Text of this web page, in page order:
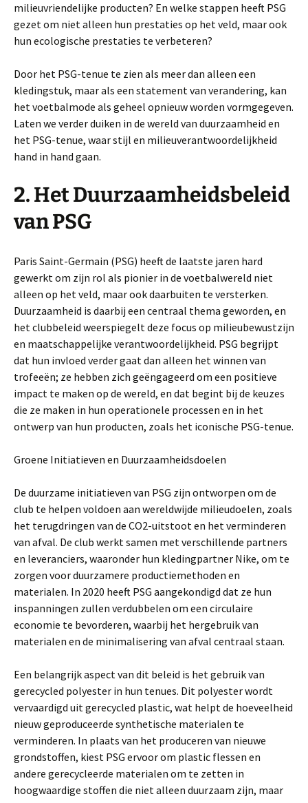
milieuvriendelijke producten? En welke stappen heeft PSG
gezet om niet alleen hun prestaties op het veld, maar ook
hun ecologische prestaties te verbeteren?
Door het PSG-tenue te zien als meer dan alleen een
kledingstuk, maar als een statement van verandering, kan
het voetbalmode als geheel opnieuw worden vormgegeven.
Laten we verder duiken in de wereld van duurzaamheid en
het PSG-tenue, waar stijl en milieuverantwoordelijkheid
hand in hand gaan.
2. Het Duurzaamheidsbeleid
van PSG
Paris Saint-Germain (PSG) heeft de laatste jaren hard
gewerkt om zijn rol als pionier in de voetbalwereld niet
alleen op het veld, maar ook daarbuiten te versterken.
Duurzaamheid is daarbij een centraal thema geworden, en
het clubbeleid weerspiegelt deze focus op milieubewustzijn
en maatschappelijke verantwoordelijkheid. PSG begrijpt
dat hun invloed verder gaat dan alleen het winnen van
trofeeën; ze hebben zich geëngageerd om een positieve
impact te maken op de wereld, en dat begint bij de keuzes
die ze maken in hun operationele processen en in het
ontwerp van hun producten, zoals het iconische PSG-tenue.
Groene Initiatieven en Duurzaamheidsdoelen
De duurzame initiatieven van PSG zijn ontworpen om de
club te helpen voldoen aan wereldwijde milieudoelen, zoals
het terugdringen van de CO2-uitstoot en het verminderen
van afval. De club werkt samen met verschillende partners
en leveranciers, waaronder hun kledingpartner Nike, om te
zorgen voor duurzamere productiemethoden en
materialen. In 2020 heeft PSG aangekondigd dat ze hun
inspanningen zullen verdubbelen om een ​​circulaire
economie te bevorderen, waarbij het hergebruik van
materialen en de minimalisering van afval centraal staan.
Een belangrijk aspect van dit beleid is het gebruik van
gerecycled polyester in hun tenues. Dit polyester wordt
vervaardigd uit gerecycled plastic, wat helpt de hoeveelheid
nieuw geproduceerde synthetische materialen te
verminderen. In plaats van het produceren van nieuwe
grondstoffen, kiest PSG ervoor om plastic flessen en
andere gerecycleerde materialen om te zetten in
hoogwaardige stoffen die niet alleen duurzaam zijn, maar